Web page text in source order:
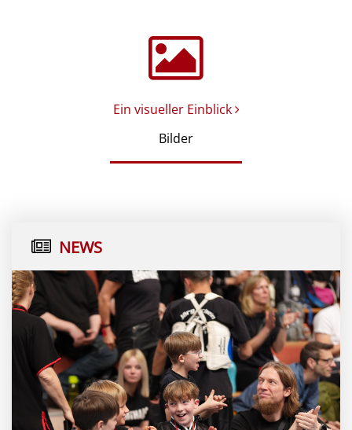
Ein visueller Einblick
Bilder
NEWS